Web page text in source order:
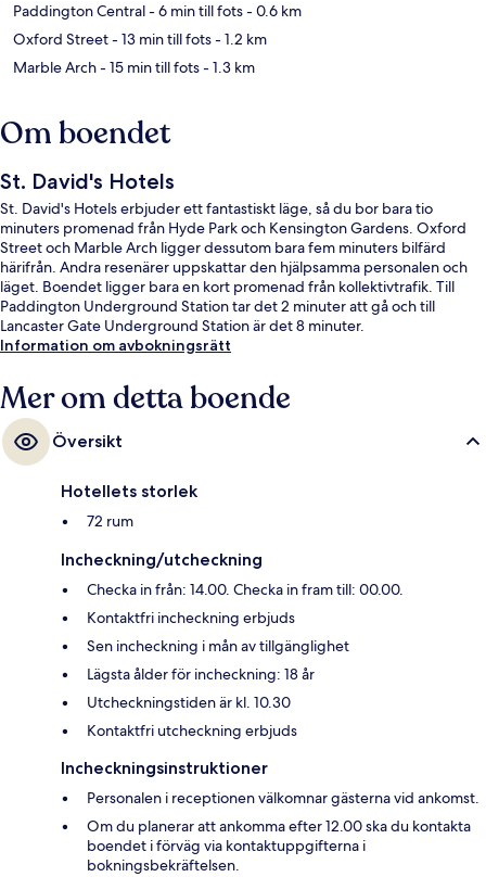
Paddington Central- 6 min till fots- 0.6 km
Oxford Street- 13 min till fots- 1.2 km
Marble Arch- 15 min till fots- 1.3 km
Om boendet
St. David's Hotels
St. David's Hotels erbjuder ett fantastiskt läge, så du bor bara tio
minuters promenad från Hyde Park och Kensington Gardens. Oxford
Street och Marble Arch ligger dessutom bara fem minuters bilfärd
härifrån. Andra resenärer uppskattar den hjälpsamma personalen och
läget. Boendet ligger bara en kort promenad från kollektivtrafik. Till
Paddington Underground Station tar det 2 minuter att gå och till
Lancaster Gate Underground Station är det 8 minuter.
Information om avbokningsrätt
Mer om detta boende
Översikt
Hotellets storlek
72 rum
Incheckning/utcheckning
Checka in från: 14.00. Checka in fram till: 00.00.
Kontaktfri incheckning erbjuds
Sen incheckning i mån av tillgänglighet
Lägsta ålder för incheckning: 18 år
Utcheckningstiden är kl. 10.30
Kontaktfri utcheckning erbjuds
Incheckningsinstruktioner
Personalen i receptionen välkomnar gästerna vid ankomst.
Om du planerar att ankomma efter 12.00 ska du kontakta
boendet i förväg via kontaktuppgifterna i
bokningsbekräftelsen.